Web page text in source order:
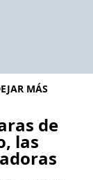
MÁS
de
las